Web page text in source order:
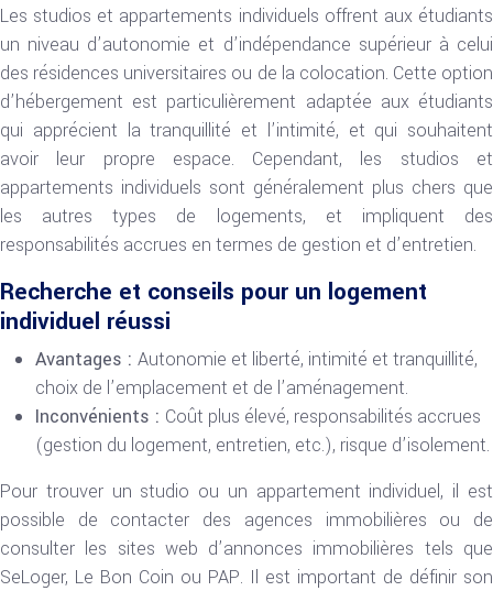
Les studios et appartements individuels offrent aux étudiants
un niveau d’autonomie et d’indépendance supérieur à celui
des résidences universitaires ou de la colocation. Cette option
d’hébergement est particulièrement adaptée aux étudiants
qui apprécient la tranquillité et l’intimité, et qui souhaitent
avoir leur propre espace. Cependant, les studios et
appartements individuels sont généralement plus chers que
les autres types de logements, et impliquent des
responsabilités accrues en termes de gestion et d’entretien.
Recherche et conseils pour un logement
individuel réussi
Avantages : Autonomie et liberté, intimité et tranquillité,
choix de l’emplacement et de l’aménagement.
Inconvénients : Coût plus élevé, responsabilités accrues
(gestion du logement, entretien, etc.), risque d’isolement.
Pour trouver un studio ou un appartement individuel, il est
possible de contacter des agences immobilières ou de
consulter les sites web d’annonces immobilières tels que
SeLoger, Le Bon Coin ou PAP. Il est important de définir son